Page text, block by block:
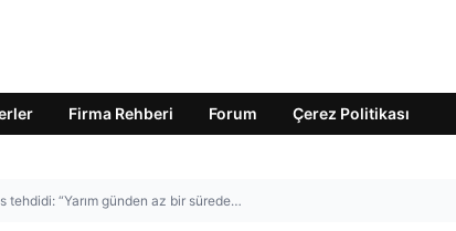
Firma Rehberi Forum Çerez Politikası
tehdidi: “Yarım günden az bir sürede…